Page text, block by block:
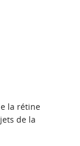
la rétine
de la